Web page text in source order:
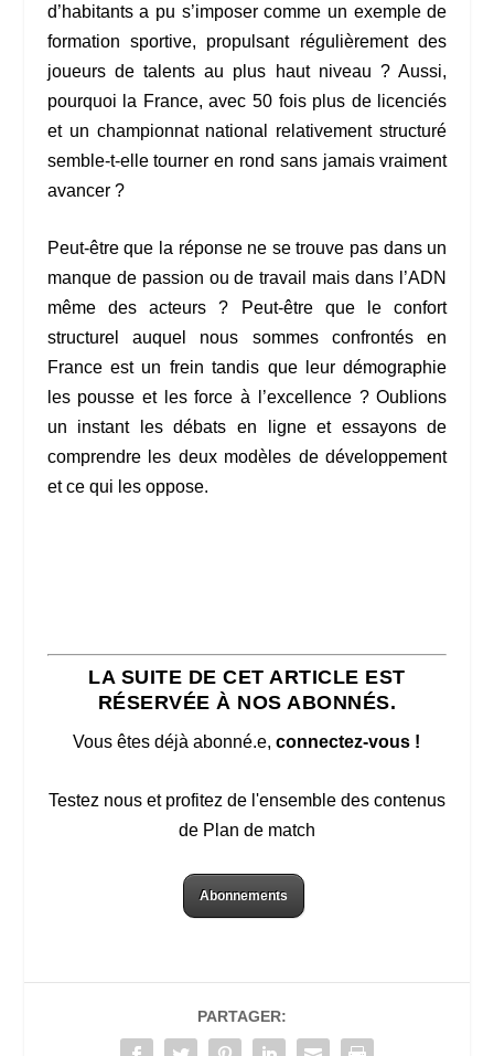
d’habitants a pu s’imposer comme un exemple de
formation sportive, propulsant régulièrement des
joueurs de talents au plus haut niveau ? Aussi,
pourquoi la France, avec 50 fois plus de licenciés
et un championnat national relativement structuré
semble-t-elle tourner en rond sans jamais vraiment
avancer ?
Peut-être que la réponse ne se trouve pas dans un
manque de passion ou de travail mais dans l’ADN
même des acteurs ? Peut-être que le confort
structurel auquel nous sommes confrontés en
France est un frein tandis que leur démographie
les pousse et les force à l’excellence ? Oublions
un instant les débats en ligne et essayons de
comprendre les deux modèles de développement
et ce qui les oppose.
LA SUITE DE CET ARTICLE EST
RÉSERVÉE À NOS ABONNÉS.
Vous êtes déjà abonné.e,connectez-vous !
Testez nous et profitez de l'ensemble des contenus
de Plan de match
Abonnements
PARTAGER: